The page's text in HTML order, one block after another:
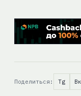
Поделиться: Tg Вк